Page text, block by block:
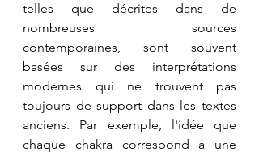
telles que décrites dans de
nombreuses sources
contemporaines, sont souvent
basées sur des interprétations
modernes qui ne trouvent pas
toujours de support dans les textes
anciens. Par exemple, l'idée que
chaque chakra correspond à une